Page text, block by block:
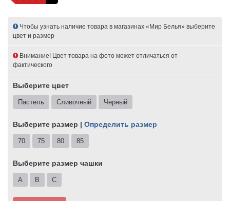
Чтобы узнать наличие товара в магазинах «Мир Белья» выберите
цвет и размер
Внимание! Цвет товара на фото может отличаться от
фактического
Выберите цвет
Пастель Сливочный Черный
Выберите размер | Определить размер
70 75 80 85
Выберите размер чашки
A B C